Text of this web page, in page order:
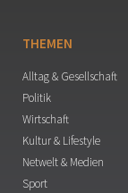
THEMEN
Alltag & Gesellschaft
Politik
Wirtschaft
Kultur & Lifestyle
Netwelt & Medien
Sport